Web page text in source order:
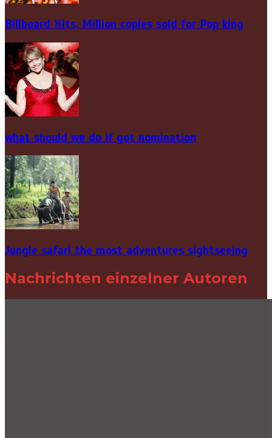
Billboard Hits, Million copies sold for Pop king
what should we do if got nomination
Jungle safari the most adventures sightseeing
Nachrichten einzelner Autoren